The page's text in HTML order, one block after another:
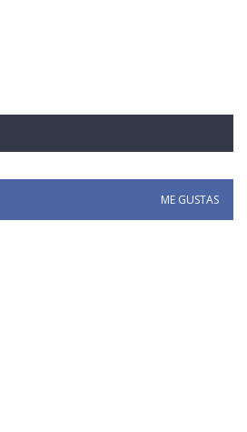
ME GUSTAS